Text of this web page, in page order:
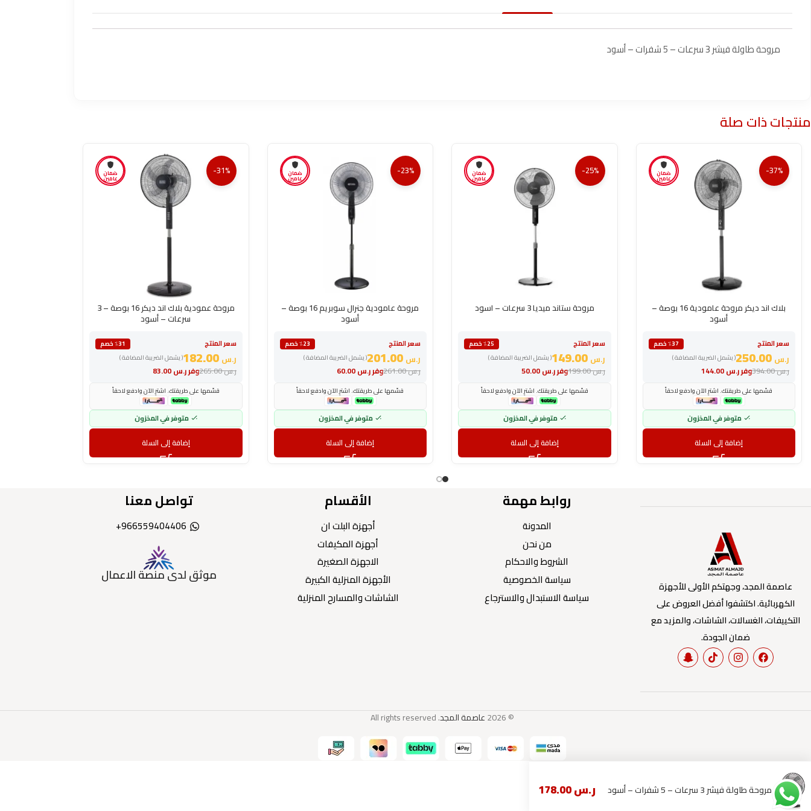
مروحة طاولة فيشر 3 سرعات – 5 شفرات – أسود
منتجات ذات صلة
ضمان
عامين
-37%
بلاك اند ديكر مروحة عامودية 16 بوصة –
أسود
سعر المنتج
٪37 خصم
( يشمل الضريبة المضافة )
ر.س
وفرر.س ر.س394.00
قسّمها على طريقتك. اشترِ الآن وادفع لاحقاً
متوفر في المخزون
إضافة إلى السلة
ضمان
عامين
-25%
مروحة ستاند ميديا 3 سرعات – اسود
سعر المنتج
٪25 خصم
( يشمل الضريبة المضافة )
ر.س 149.00
وفرر.س50.00 ر.س199.00
قسّمها على طريقتك. اشترِ الآن وادفع لاحقاً
متوفر في المخزون
إضافة إلى السلة
ضمان
عامين
-23%
مروحة عامودية جنرال سوبريم 16 بوصة –
أسود
سعر المنتج
٪23 خصم
( يشمل الضريبة المضافة )
ر.س
وفرر.س ر.س261.00
قسّمها على طريقتك. اشترِ الآن وادفع لاحقاً
متوفر في المخزون
إضافة إلى السلة
ضمان
عامين
-31%
مروحة عمودية بلاك اند ديكر 16 بوصة – 3
سرعات – أسود
سعر المنتج
٪31 خصم
( يشمل الضريبة المضافة )
ر.س 182.00
وفرر.س83.00 ر.س265.00
قسّمها على طريقتك. اشترِ الآن وادفع لاحقاً
متوفر في المخزون
إضافة إلى السلة
عاصمة المجد، وجهتكم الأولى للأجهزة
الكهربائية. اكتشفوا أفضل العروض على
التكييفات، الغسالات، الشاشات، والمزيد مع
ضمان الجودة.
روابط مهمة
المدونة
من نحن
الشروط والاحكام
سياسة الخصوصية
سياسة الاستبدال والاسترجاع
الأقسام
أجهزة البلت ان
أجهزة المكيفات
الاجهزة الصغيرة
الأجهزة المنزلية الكبيرة
الشاشات والمسارح المنزلية
تواصل معنا
966559404406+
موثق لدى منصة الاعمال
© 2026 عاصمة المجد. All rights reserved
مروحة طاولة فيشر 3 سرعات – 5 شفرات – أسود ر.س178.00